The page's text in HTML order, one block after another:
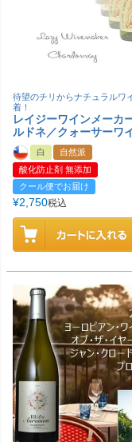
待望のチリからナチュラルワ
着！
レイジーワインメー
ルドネ／クォーサーワ
白
自然派
酸化防止剤 無添加
クール便でお届け
¥2,750税込